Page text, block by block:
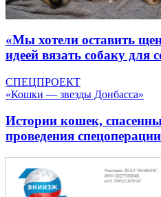
«Мы хотели оставить
идеей вязать собаку для
СПЕЦПРОЕКТ
«Кошки — звезды Донбасса»
Истории кошек,
проведения спецоперации